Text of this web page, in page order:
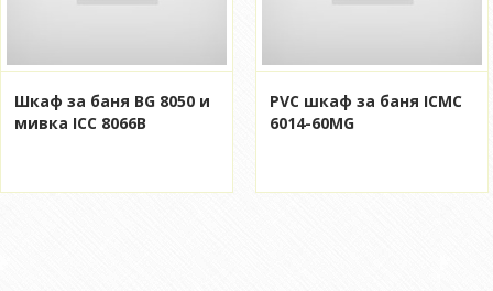
Шкаф за баня BG 8050 и
мивка ICC 8066B
PVC шкаф за баня ICMC
6014-60MG